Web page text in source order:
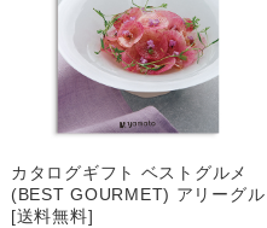
カタログギフト ベストグルメ
(BEST GOURMET) アリーグル
[送料無料]